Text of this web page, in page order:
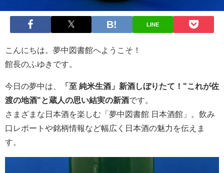
LINE
こんにちは。夢中図書館へようこそ！
館長のふゆきです。
今日の夢中は、
「至 純米生酒」新酒しぼりたて！"これが佐
渡の地酒"と蔵人の思い結実の新酒です。
さまざまな日本酒を楽しむ「夢中図書館 日本酒館」。飲み
口レポートや銘柄情報など幅広く日本酒の魅力を伝えま
す。